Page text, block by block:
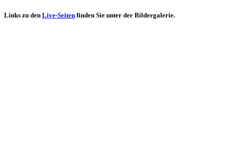
Links zu den Live-Seiten finden Sie unter der Bildergalerie.